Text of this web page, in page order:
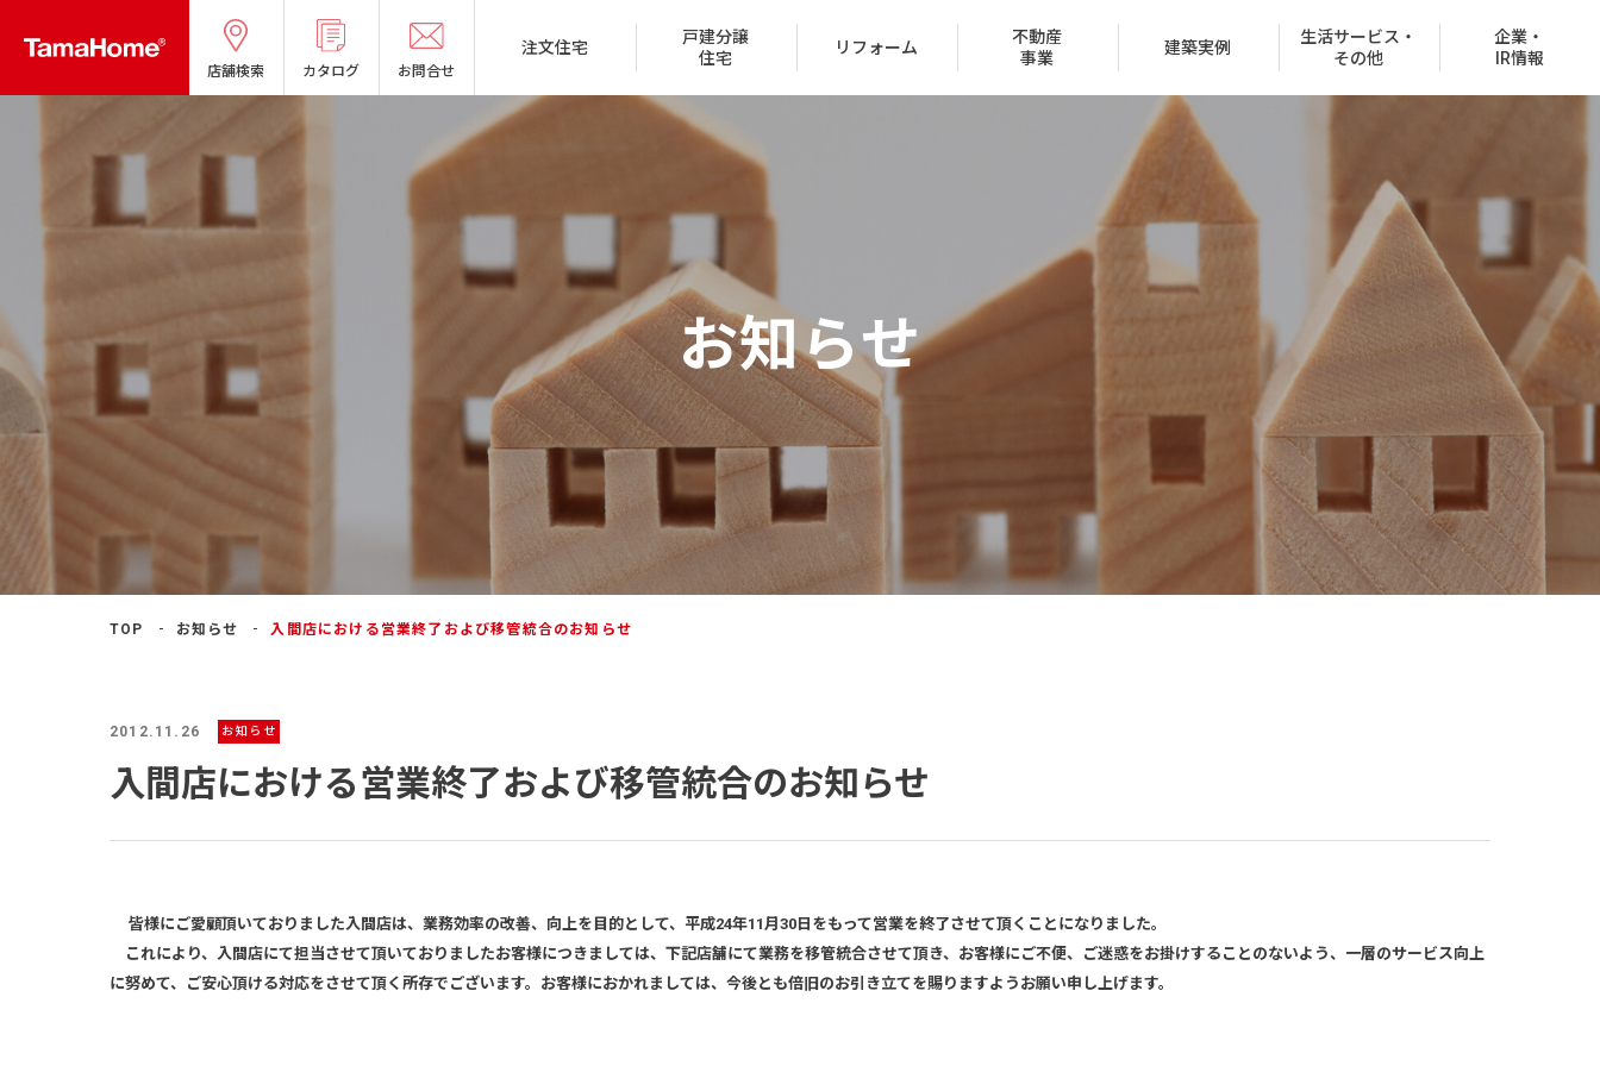
店舗検索 カタログ お問合せ
注文住宅
タマホームの考える家づくり 家づくりのステップ
保証とサポート 住宅net
戸建分譲
住宅
リフォーム
リフォームメニュー FAQ
不動産
事業
分譲マンション
賃貸取扱物件
（サブリース事業）
区分所有権販売事業
建築実例
オーナー様の声 建築実例
生活サービス・
その他
ハッピーライフクラブ お客様紹介制度
タマネット
企業・
IR情報
役員紹介
IR情報 経営方針 グループ会社
採用情報 受賞一覧 協賛イベント CMギャラリー
お知らせ
TOP お知らせ 入間店における営業終了および移管統合のお知らせ
2012.11.26 お知らせ
入間店における営業終了および移管統合のお知らせ
皆様にご愛顧頂いておりました入間店は、業務効率の改善、向上を目的として、平成24年11月30日をもって営業を終了させて頂くことになりました。
これにより、入間店にて担当させて頂いておりましたお客様につきましては、下記店舗にて業務を移管統合させて頂き、お客様にご不便、ご迷惑をお掛けすることのないよう、一層のサービス向上
に努めて、ご安心頂ける対応をさせて頂く所存でございます。お客様におかれましては、今後とも倍旧のお引き立てを賜りますようお願い申し上げます。